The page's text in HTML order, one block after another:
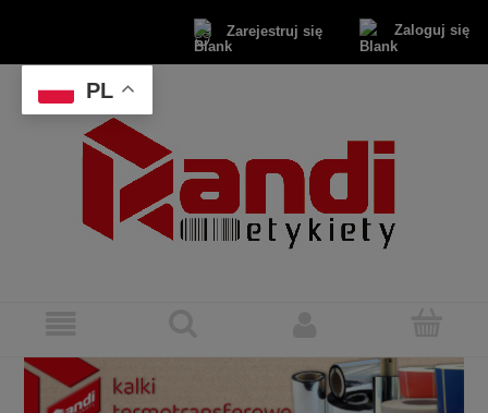
Zarejestruj się Zaloguj się
PL